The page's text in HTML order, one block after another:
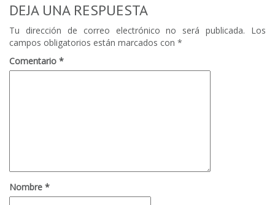
DEJA UNA RESPUESTA
Tu dirección de correo electrónico no será publicada.
Los
campos obligatorios están marcados con *
Comentario *
Nombre *